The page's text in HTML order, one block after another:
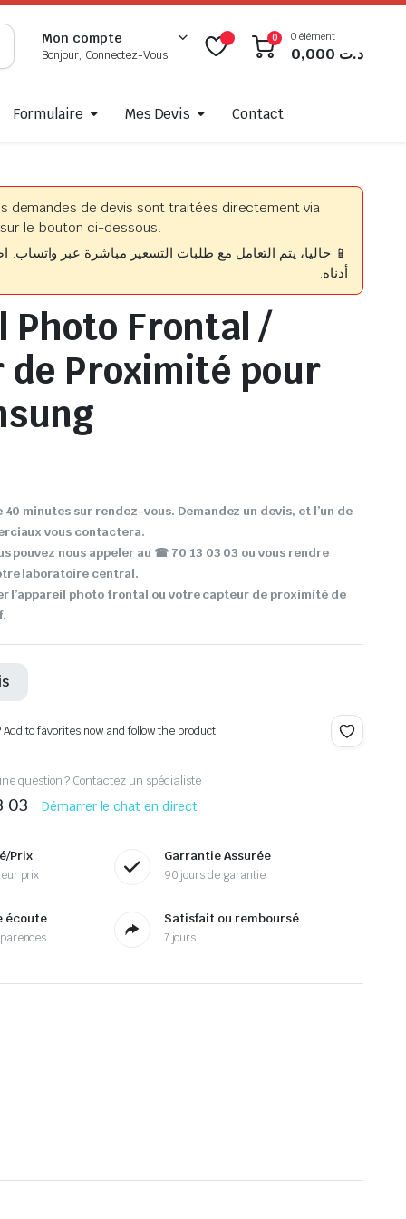
Mon compte
Bonjour, Connectez-Vous
0 0 élément
د.ت
Formulaire Mes Devis Contact
demandes de devis sont traitées directement via
le bouton ci-dessous.
📱 حاليا، يتم التعامل مع طلبات التسعير مباشرة عبر واتساب.
أدناه.
Photo Frontal /
de Proximité pour
minutes sur rendez-vous. Demandez un devis, et l’un de
vous contactera.
pouvez nous appeler au ☎ 70 13 03 03 ou vous rendre
laboratoire central.
l’appareil photo frontal ou votre capteur de proximité de
to favorites now and follow the product.
question ? Contactez un spécialiste
03 Démarrer le chat en direct
Prix
prix
Garrantie Assurée
90 jours de garantie
écoute Satisfait ou remboursé
7 jours